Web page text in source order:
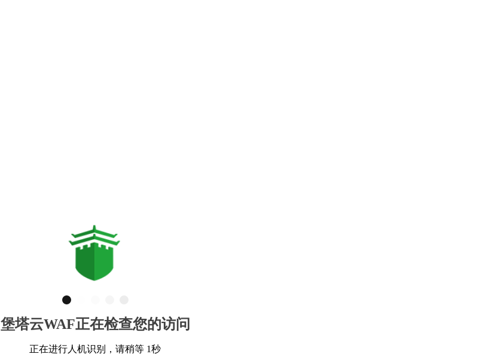
堡塔云WAF正在检查您的访问
正在进行人机识别，请稍等 1秒